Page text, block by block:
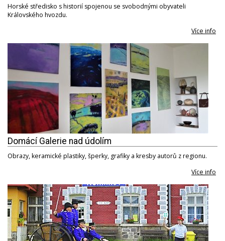
Horské středisko s historií spojenou se svobodnými obyvateli
Královského hvozdu.
Více info
Domácí Galerie nad údolím
Obrazy, keramické plastiky, šperky, grafiky a kresby autorů z regionu.
Více info